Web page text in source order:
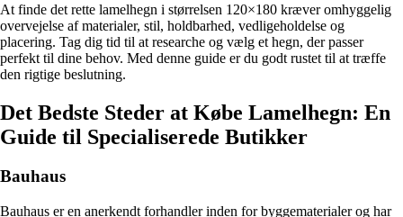
At finde det rette lamelhegn i størrelsen 120×180 kræver omhyggelig
overvejelse af materialer, stil, holdbarhed, vedligeholdelse og
placering. Tag dig tid til at researche og vælg et hegn, der passer
perfekt til dine behov. Med denne guide er du godt rustet til at træffe
den rigtige beslutning.
Det Bedste Steder at Købe Lamelhegn: En
Guide til Specialiserede Butikker
Bauhaus
Bauhaus er en anerkendt forhandler inden for byggematerialer og har